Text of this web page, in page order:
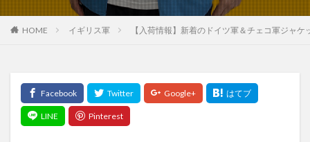
HOME イギリス軍 【入荷情報】新着のドイツ軍＆チェコ軍ジャ